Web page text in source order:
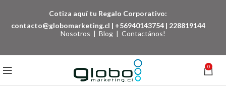
Cotiza aquí tu Regalo Corporativo:
contacto@globomarketing.cl | +56940143754 | 228819144
Nosotros | Blog | Contactános!
0